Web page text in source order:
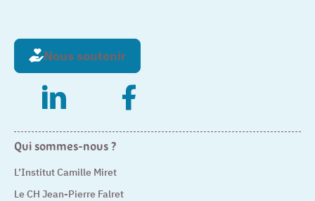
Nous soutenir
– Nouvelle fenêtre– Nouvelle fenêtre
Qui sommes-nous ?
L’Institut Camille Miret
Le CH Jean-Pierre Falret